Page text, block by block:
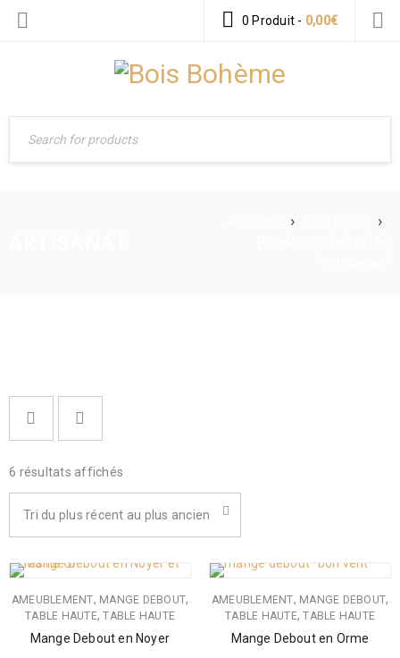
0 Produit - 0,00€
›
›
6 résultats affichés
Tri du plus récent au plus ancien
AMEUBLEMENT, MANGE DEBOUT,
TABLE HAUTE,TABLE HAUTE
Mange Debout en Noyer
AMEUBLEMENT, MANGE DEBOUT,
TABLE HAUTE,TABLE HAUTE
Mange Debout en Orme